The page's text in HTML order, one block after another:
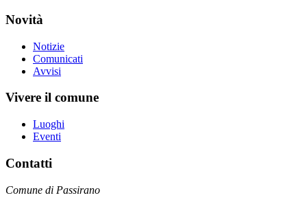
Novità
Notizie
Comunicati
Avvisi
Vivere il comune
Luoghi
Eventi
Contatti
Comune di Passirano